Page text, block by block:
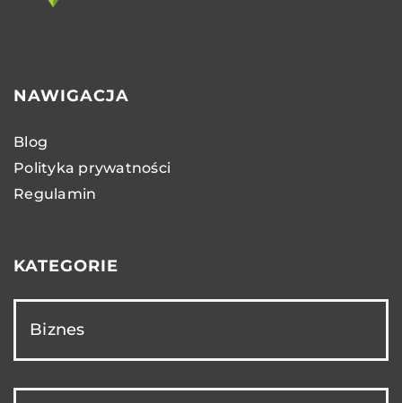
NAWIGACJA
Blog
Polityka prywatności
Regulamin
KATEGORIE
Biznes